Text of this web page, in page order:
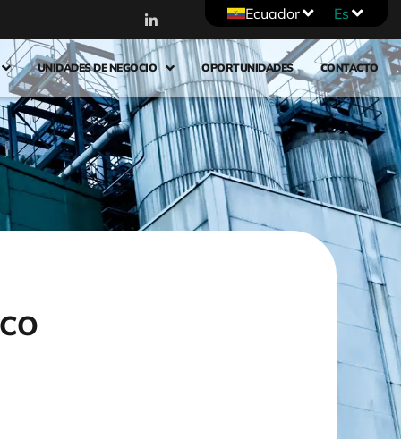
Ecuador Es
UNIDADES DE NEGOCIO OPORTUNIDADES CONTACTO